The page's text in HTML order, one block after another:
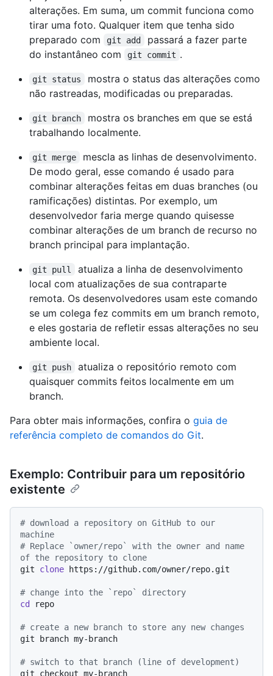
alterações. Em suma, um commit funciona como
tirar uma foto. Qualquer item que tenha sido
preparado com
git add
passará a fazer parte
do instantâneo com
git commit .
git status
mostra o status das alterações como
não rastreadas, modificadas ou preparadas.
git branch
mostra os branches em que se está
trabalhando localmente.
git merge
mescla as linhas de desenvolvimento.
De modo geral, esse comando é usado para
combinar alterações feitas em duas branches (ou
ramificações) distintas. Por exemplo, um
desenvolvedor faria merge quando quisesse
combinar alterações de um branch de recurso no
branch principal para implantação.
git pull
atualiza a linha de desenvolvimento
local com atualizações de sua contraparte
remota. Os desenvolvedores usam este comando
se um colega fez commits em um branch remoto,
e eles gostaria de refletir essas alterações no seu
ambiente local.
git push
atualiza o repositório remoto com
quaisquer commits feitos localmente em um
branch.
Para obter mais informações, confira o guia de
referência completo de comandos do Git.
Exemplo: Contribuir para um repositório
existente
# download a repository on GitHub to our
machine
# Replace `owner/repo` with the owner and name
of the repository to clone
git clone https://github.com/owner/repo.git
# change into the `repo` directory
cd
repo
# create a new branch to store any new changes
git branch my-branch
# switch to that branch (line of development)
git checkout my-branch